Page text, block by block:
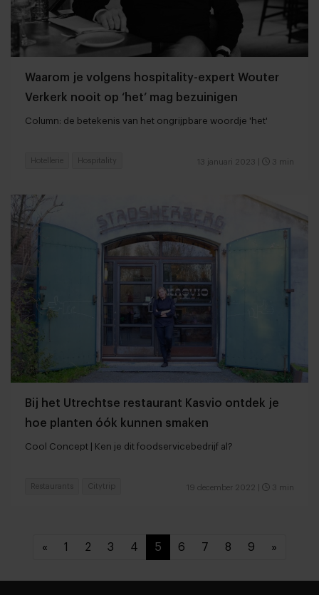
Waarom je volgens hospitality-expert Wouter
Verkerk nooit op ‘het’ mag bezuinigen
Column: de betekenis van het ongrijpbare woordje 'het'
13 januari 2023 3 min
Hotellerie Hospitality
Bij het Utrechtse restaurant Kasvio ontdek je
hoe planten óók kunnen smaken
Cool Concept | Ken je dit foodservicebedrijf al?
19 december 2022 3 min
Restaurants Citytrip
« 1 2 3 4 5 6 7 8 9 »